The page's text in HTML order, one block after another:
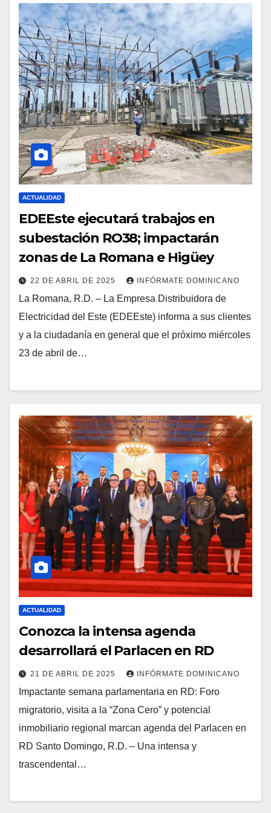
ACTUALIDAD
EDEEste ejecutará trabajos en
subestación RO38; impactarán
zonas de La Romana e Higüey
22 DE ABRIL DE 2025 INFÓRMATE DOMINICANO
La Romana, R.D. – La Empresa Distribuidora de
Electricidad del Este (EDEEste) informa a sus clientes
y a la ciudadanía en general que el próximo miércoles
23 de abril de…
ACTUALIDAD
Conozca la intensa agenda
desarrollará el Parlacen en RD
21 DE ABRIL DE 2025 INFÓRMATE DOMINICANO
Impactante semana parlamentaria en RD: Foro
migratorio, visita a la “Zona Cero” y potencial
inmobiliario regional marcan agenda del Parlacen en
RD Santo Domingo, R.D. – Una intensa y
trascendental…